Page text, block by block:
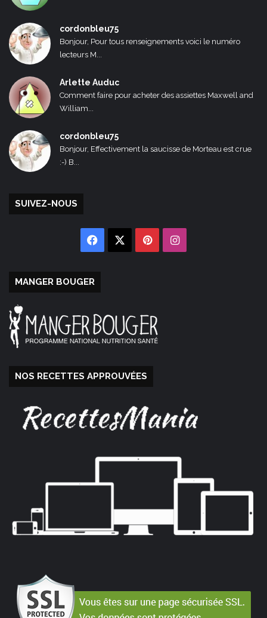
cordonbleu75
Bonjour, Pour tous renseignements voici le numéro
lecteurs M...
Arlette Auduc
Comment faire pour acheter des assiettes Maxwell and
William...
cordonbleu75
Bonjour, Effectivement la saucisse de Morteau est crue
:-) B...
SUIVEZ-NOUS
Facebook PinterestInstagram
MANGER BOUGER
NOS RECETTES APPROUVÉES